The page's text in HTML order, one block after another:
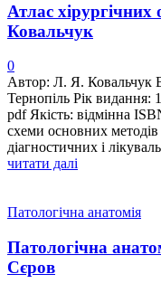
Атлас хірургічних
Ковальчук
0
Автор: Л. Я.
Тернопіль Рік видання:
pdf Якість: відмінна
схеми основних
діагностичних і
читати далі
Патологічна анатомія
Патологічна
Сєров